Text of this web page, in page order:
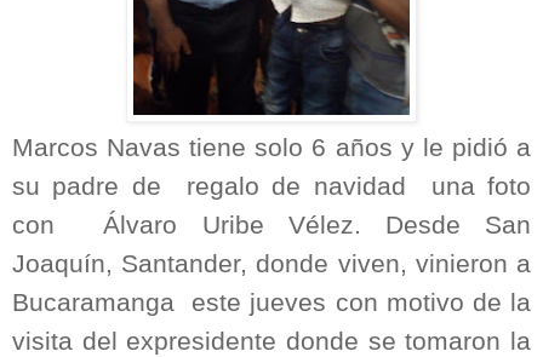
Marcos Navas tiene solo 6 años y le pidió a
su padre de regalo de navidad una foto
con Álvaro Uribe Vélez. Desde San
Joaquín, Santander, donde viven, vinieron a
Bucaramanga este jueves con motivo de la
visita del expresidente donde se tomaron la